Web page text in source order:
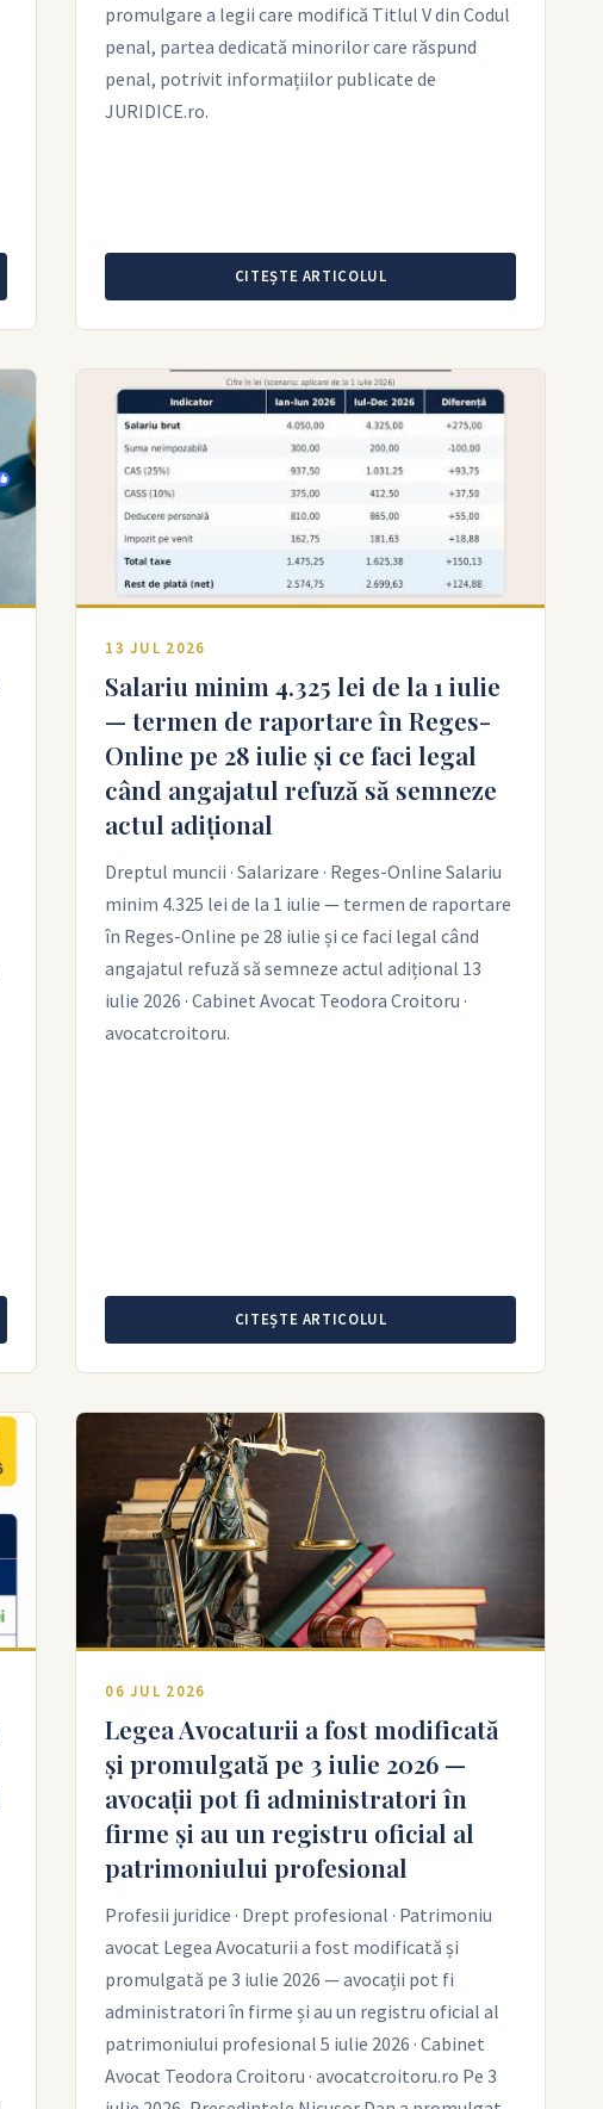
promulgare a legii care modifică Titlul V din Codul
penal, partea dedicată minorilor care răspund
penal, potrivit informațiilor publicate de
JURIDICE.ro.
CITEȘTE ARTICOLUL
13 JUL 2026
Salariu minim 4.325 lei de la 1 iulie
— termen de raportare în Reges-
Online pe 28 iulie și ce faci legal
când angajatul refuză să semneze
actul adițional
Dreptul muncii · Salarizare · Reges-Online Salariu
minim 4.325 lei de la 1 iulie — termen de raportare
în Reges-Online pe 28 iulie și ce faci legal când
angajatul refuză să semneze actul adițional 13
iulie 2026 · Cabinet Avocat Teodora Croitoru ·
avocatcroitoru.
CITEȘTE ARTICOLUL
06 JUL 2026
Legea Avocaturii a fost modificată
și promulgată pe 3 iulie 2026 —
avocații pot fi administratori în
firme și au un registru oficial al
patrimoniului profesional
Profesii juridice · Drept profesional · Patrimoniu
avocat Legea Avocaturii a fost modificată și
promulgată pe 3 iulie 2026 — avocații pot fi
administratori în firme și au un registru oficial al
patrimoniului profesional 5 iulie 2026 · Cabinet
Avocat Teodora Croitoru · avocatcroitoru.ro Pe 3